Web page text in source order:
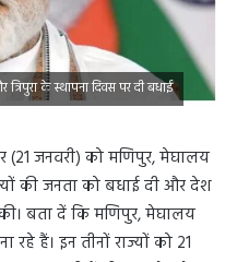
के स्थापना दिवस पर दी बधाई
(21 जनवरी) को मणिपुर, मेघालय
की जनता को बधाई दी और देश
बता दें कि मणिपुर, मेघालय
रहे हैं। इन तीनों राज्यों को 21